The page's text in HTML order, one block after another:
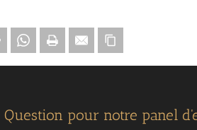
Question pour notre panel